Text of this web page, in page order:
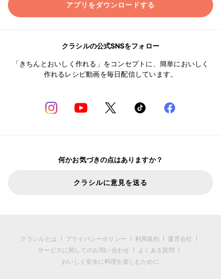
アプリをダウンロードする
クラシルの公式SNSをフォロー
「きちんとおいしく作れる」をコンセプトに、簡単においしく
作れるレシピ動画を毎日配信しています。
何かお気づきの点はありますか？
クラシルに意見を送る
クラシルとは プライバシーポリシー 利用規約
運営会社
サービスに関してのお問い合わせ
よくある質問
おいしく安全に料理を楽しむために